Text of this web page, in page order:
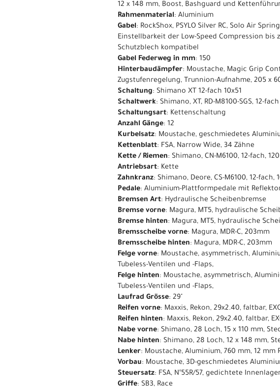
12 x 148 mm, Boost, Bashguard und
Rahmenmaterial: Aluminium
Gabel: RockShox, PSYLO Silver RC, Solo Air
Einstellbarkeit der Low-Speed Compression bis
Schutzblech kompatibel
Gabel Federweg in mm: 150
Hinterbaudämpfer: Moustache, Magic Grip
Zugstufenregelung, Trunnion-Aufnahme, 205 x
Schaltung: Shimano XT 12-fach 10x51
Schaltwerk: Shimano, XT, RD-M8100-SGS, 12-fach
Schaltungsart: Kettenschaltung
Anzahl Gänge: 12
Kurbelsatz: Moustache, geschmiedetes
Kettenblatt: FSA, Narrow Wide, 34 Zähne
Kette / Riemen: Shimano, CN-M6100, 12-fach,
Antriebsart: Kette
Zahnkranz: Shimano, Deore, CS-M6100, 12-fach,
Pedale: Aluminium-Plattformpedale mit
Bremsen Art: Hydraulische Scheibenbremse
Bremse vorne: Magura, MT5, hydraulische
Bremse hinten: Magura, MT5, hydraulische
Bremsscheibe vorne: Magura, MDR-C, 203mm
Bremsscheibe hinten: Magura, MDR-C, 203mm
Felge vorne: Moustache, asymmetrisch,
Tubeless-Ventilen und -Flaps,
Felge hinten: Moustache, asymmetrisch,
Tubeless-Ventilen und -Flaps,
Laufrad Grösse: 29"
Reifen vorne: Maxxis, Rekon, 29x2.40, faltbar,
Reifen hinten: Maxxis, Rekon, 29x2.40, faltbar,
Nabe vorne: Shimano, 28 Loch, 15 x 110 mm,
Nabe hinten: Shimano, 28 Loch, 12 x 148 mm,
Lenker: Moustache, Aluminium, 760 mm, 12 mm
Vorbau: Moustache, 3D-geschmiedetes
Steuersatz: FSA, N°55R/57, gedichtete
Griffe: SB3, Race